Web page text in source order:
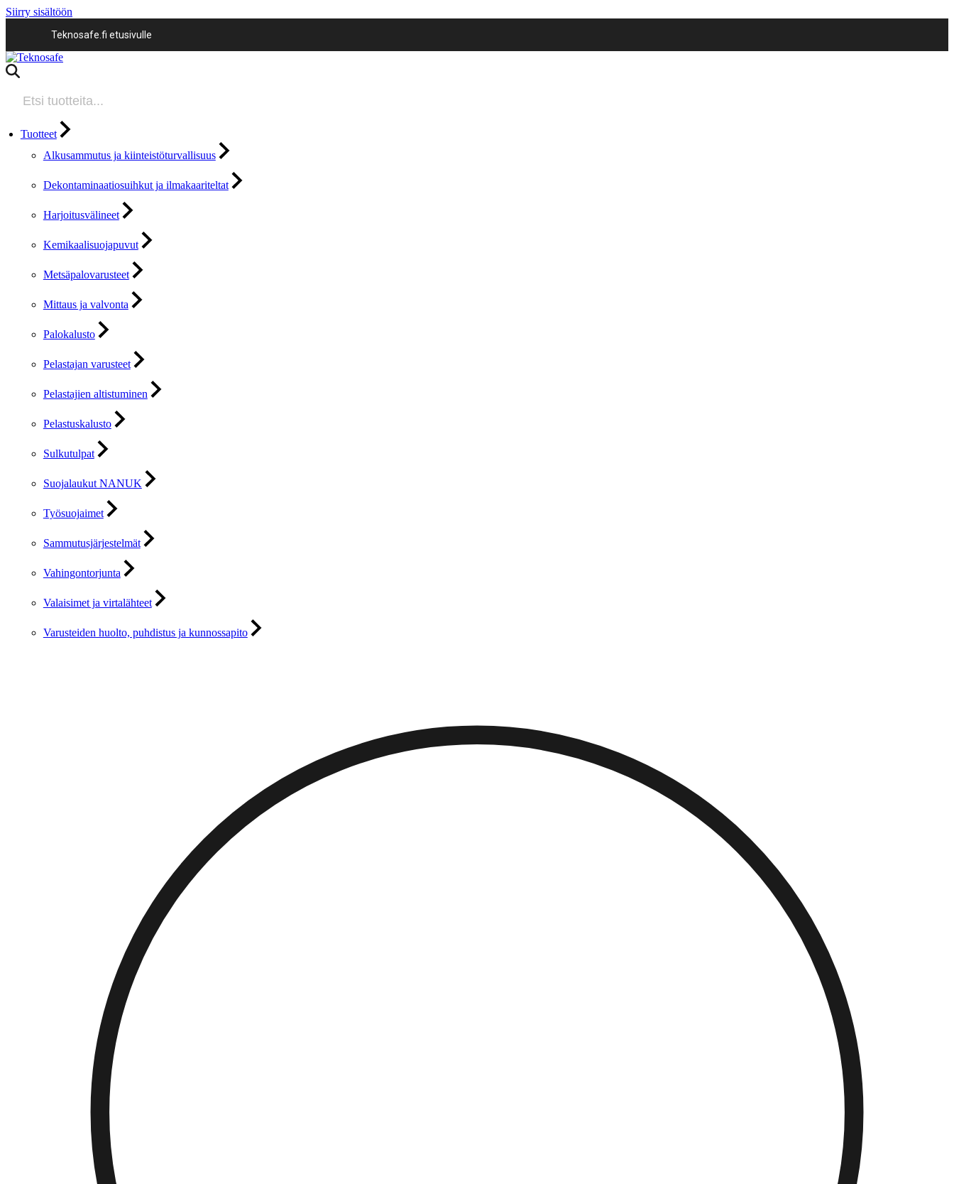
Siirry sisältöön
Teknosafe.fi etusivulle
search
Tuotteet
Alkusammutus ja kiinteistöturvallisuus
Dekontaminaatiosuihkut ja ilmakaariteltat
Harjoitusvälineet
Kemikaalisuojapuvut
Metsäpalovarusteet
Mittaus ja valvonta
Palokalusto
Pelastajan varusteet
Pelastajien altistuminen
Pelastuskalusto
Sulkutulpat
Suojalaukut NANUK
Työsuojaimet
Sammutusjärjestelmät
Vahingontorjunta
Valaisimet ja virtalähteet
Varusteiden huolto, puhdistus ja kunnossapito